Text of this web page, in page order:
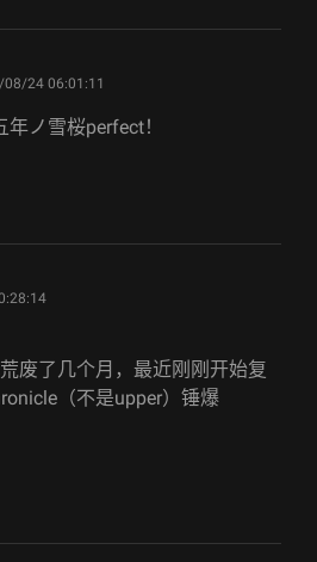
24 06:01:11
ノ雪桜perfect！
废了几个月，最近刚刚开始复
（不是upper）锤爆